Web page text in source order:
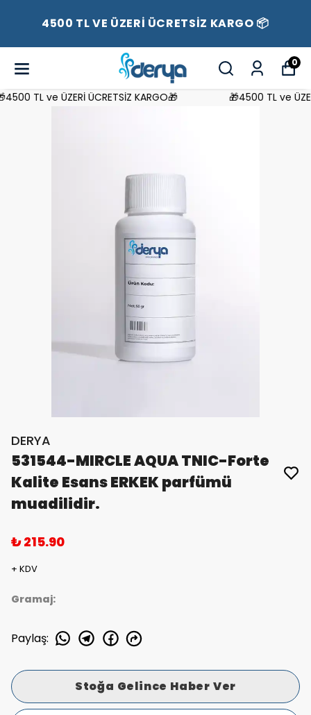
4500 TL VE ÜZERİ ÜCRETSİZ KARGO 📦
0
TL ve ÜZERİ ÜCRETSİZ KARGO🎁 🎁4500 TL ve
DERYA
531544-MIRCLE AQUA TNIC-Forte
Kalite Esans ERKEK parfümü
muadilidir.
₺ 215.90
+ KDV
Gramaj:
Paylaş:
Stoğa Gelince Haber Ver